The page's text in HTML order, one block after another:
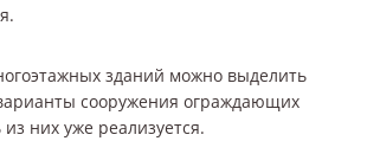
зданий можно выделить
сооружения ограждающих
них уже реализуется.